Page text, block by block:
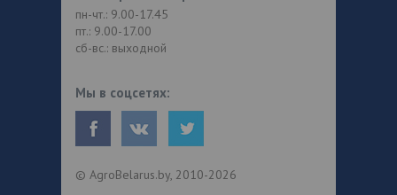
пн-чт.: 9.00-17.45
пт.: 9.00-17.00
сб-вс.: выходной
Мы в соцсетях:
© AgroBelarus.by, 2010-2026